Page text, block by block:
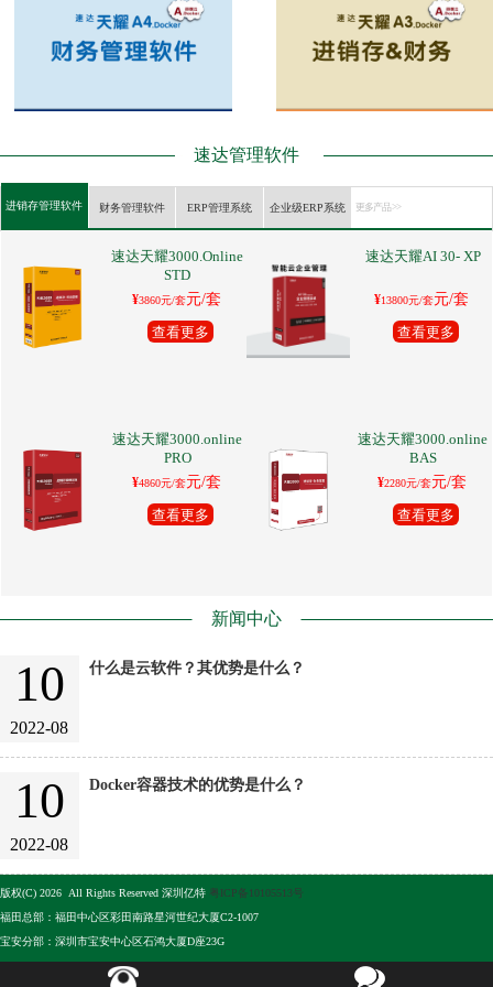
速达管理软件
进销存管理软件 财务管理软件 ERP管理系统 企业级ERP系统 更多产品 >>
速达天耀3000.Online
STD
¥3860元/套元/套
查看更多
速达天耀AI 30- XP
¥13800元/套元/套
查看更多
速达天耀3000.online
PRO
¥4860元/套元/套
查看更多
速达天耀3000.online
BAS
¥2280元/套元/套
查看更多
新闻中心
10
2022-08
什么是云软件？其优势是什么？
10
2022-08
Docker容器技术的优势是什么？
版权(C) 2026 All Rights Reserved 深圳亿特 粤ICP备10105513号
福田总部：福田中心区彩田南路星河世纪大厦C2-1007
宝安分部：深圳市宝安中心区石鸿大厦D座23G